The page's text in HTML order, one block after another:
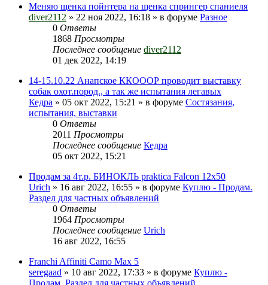
Меняю щенка пойнтера на щенка спрингер спаниеля
diver2112 » 22 ноя 2022, 16:18 » в форуме Разное
0 Ответы
1868 Просмотры
Последнее сообщение diver2112
01 дек 2022, 14:19
14-15.10.22 Анапское ККОООР проводит выставку
собак охот.пород., а так же испытания легавых
Кедра » 05 окт 2022, 15:21 » в форуме Состязания,
испытания, выставки
0 Ответы
2011 Просмотры
Последнее сообщение Кедра
05 окт 2022, 15:21
Продам за 4т.р. БИНОКЛЬ praktica Falcon 12х50
Urich » 16 авг 2022, 16:55 » в форуме Куплю - Продам.
Раздел для частных объявлений
0 Ответы
1964 Просмотры
Последнее сообщение Urich
16 авг 2022, 16:55
Franchi Affiniti Camo Max 5
seregaad » 10 авг 2022, 17:33 » в форуме Куплю -
Продам. Раздел для частных объявлений